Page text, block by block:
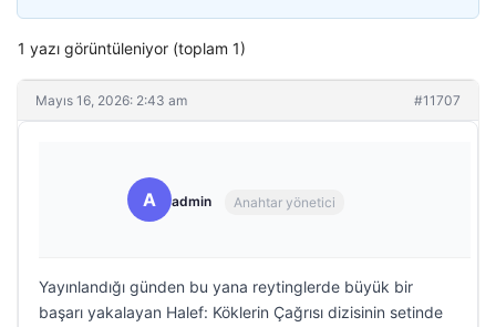
1 yazı görüntüleniyor (toplam 1)
Mayıs 16, 2026: 2:43 am #11707
A admin Anahtar yönetici
Yayınlandığı günden bu yana reytinglerde büyük bir
başarı yakalayan Halef: Köklerin Çağrısı dizisinin setinde